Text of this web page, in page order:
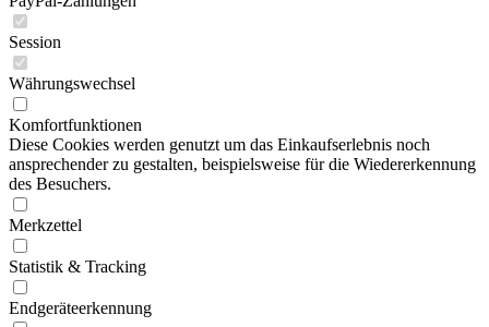
Session
Währungswechsel
Komfortfunktionen
Diese Cookies werden genutzt um das Einkaufserlebnis noch
ansprechender zu gestalten, beispielsweise für die Wiedererkennung
des Besuchers.
Merkzettel
Statistik & Tracking
Endgeräteerkennung